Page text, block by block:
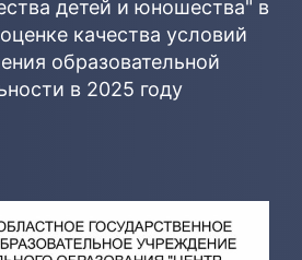
детей и юношества" в
качества условий
образовательной
в 2025 году